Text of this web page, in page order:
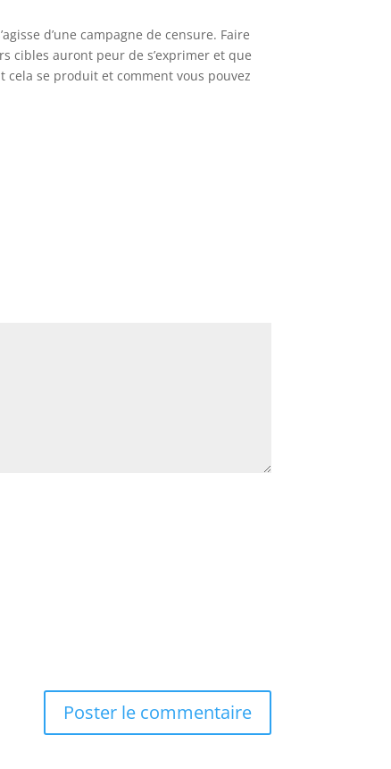
d’une campagne de censure. Faire
cibles auront peur de s’exprimer et que
se produit et comment vous pouvez